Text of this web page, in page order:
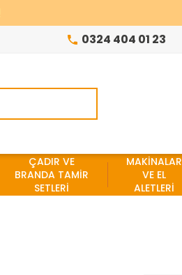
0324 404 01 23
ÇADIR VE
BRANDA TAMİR
SETLERİ
MAKİNALAR
VE EL
ALETLERİ